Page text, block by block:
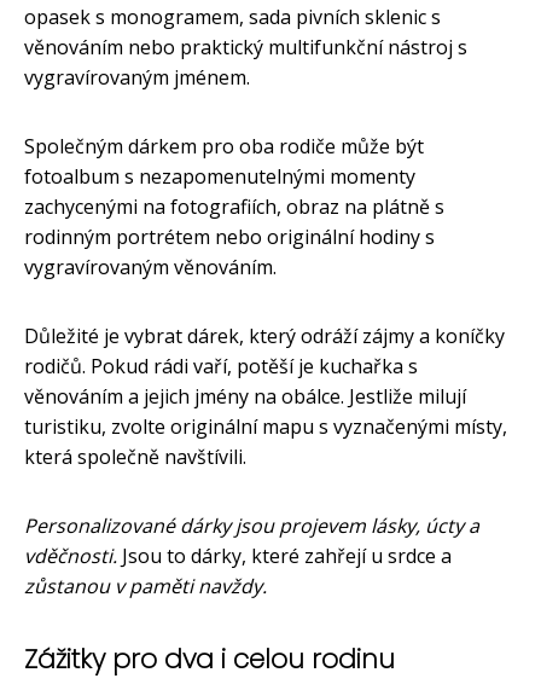
opasek s monogramem, sada pivních sklenic s
věnováním nebo praktický multifunkční nástroj s
vygravírovaným jménem.
Společným dárkem pro oba rodiče může být
fotoalbum s nezapomenutelnými momenty
zachycenými na fotografiích, obraz na plátně s
rodinným portrétem nebo originální hodiny s
vygravírovaným věnováním.
Důležité je vybrat dárek, který odráží zájmy a koníčky
rodičů. Pokud rádi vaří, potěší je kuchařka s
věnováním a jejich jmény na obálce. Jestliže milují
turistiku, zvolte originální mapu s vyznačenými místy,
která společně navštívili.
Personalizované dárky jsou projevem lásky, úcty a
vděčnosti. Jsou to dárky, které zahřejí u srdce a
zůstanou v paměti navždy.
Zážitky pro dva i celou rodinu